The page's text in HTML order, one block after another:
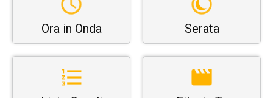
Ora in Onda Serata